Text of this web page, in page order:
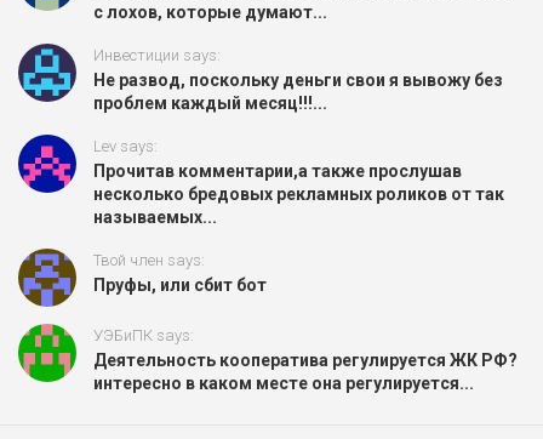
с лохов, которые думают...
Инвестиции says:
Не развод, поскольку деньги свои я вывожу без
проблем каждый месяц!!!...
Lev says:
Прочитав комментарии,а также прослушав
несколько бредовых рекламных роликов от так
называемых...
Твой член says:
Пруфы, или сбит бот
УЭБиПК says:
Деятельность кооператива регулируется ЖК РФ?
интересно в каком месте она регулируется...